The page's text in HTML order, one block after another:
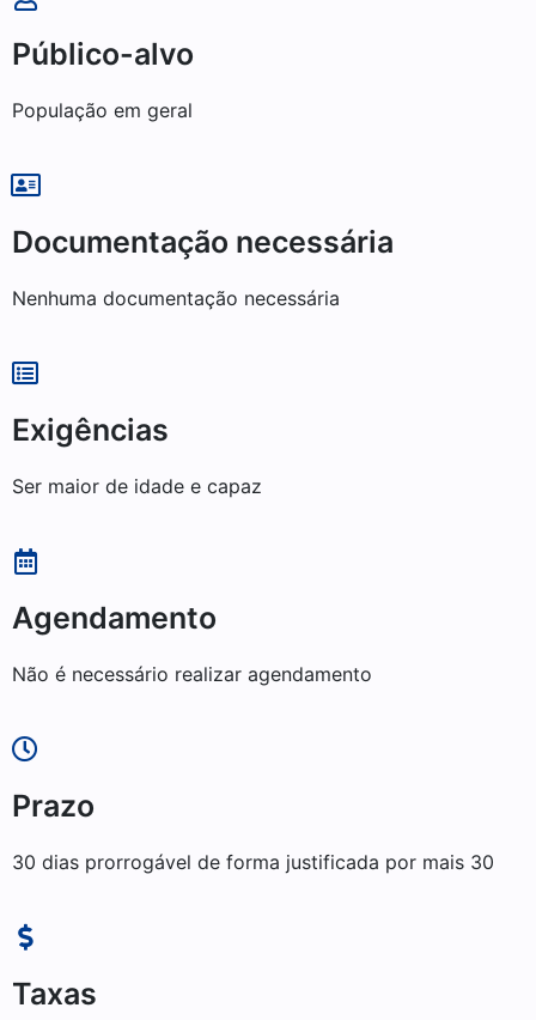
Público-alvo
População em geral
Documentação necessária
Nenhuma documentação necessária
Exigências
Ser maior de idade e capaz
Agendamento
Não é necessário realizar agendamento
Prazo
30 dias prorrogável de forma justificada por mais 30
Taxas